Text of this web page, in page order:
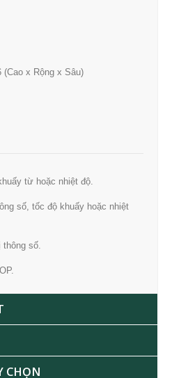
(Cao x Rộng x Sâu)
từ hoặc nhiệt độ.
số, tốc độ khuấy hoặc nhiệt
số.
CHỌN